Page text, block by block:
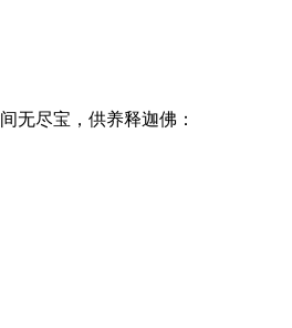
无尽宝，供养释迦佛：